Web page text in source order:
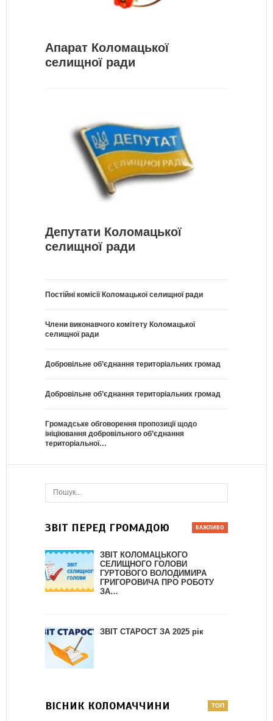
Апарат Коломацької
селищної ради
Депутати Коломацької
селищної ради
Постійні комісії Коломацької селищної ради
Члени виконавчого комітету Коломацької
селищної ради
Добровільне об’єднання територіальних громад
Добровільне об’єднання територіальних громад
Громадське обговорення пропозиції щодо
ініціювання добровільного об’єднання
територіальної…
ЗВІТ ПЕРЕД ГРОМАДОЮ
ЗВІТ КОЛОМАЦЬКОГО
СЕЛИЩНОГО ГОЛОВИ
ГУРТОВОГО ВОЛОДИМИРА
ГРИГОРОВИЧА ПРО РОБОТУ
ЗА…
ЗВІТ СТАРОСТ ЗА 2025 рік
ВІСНИК КОЛОМАЧЧИНИ